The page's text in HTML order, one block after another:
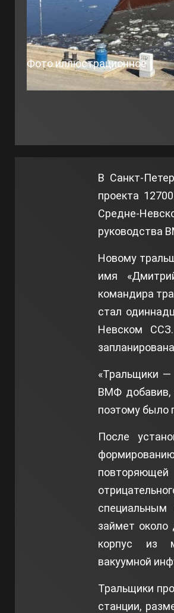
Фото иллюстрационное
В Санкт-
проекта
Средне-
руководства
Новому
имя
командира
стал
Невском
«Тральщики
ВМФ добавив,
поэтому было
После
специальным
займет около
корпус из
вакуумной
Тральщики
станции,